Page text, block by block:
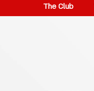
The Club